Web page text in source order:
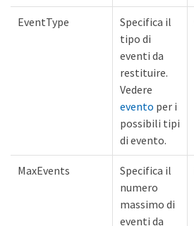
EventType
Specifica il
tipo di
eventi da
restituire.
Vedere
evento per i
possibili tipi
di evento.
MaxEvents
Specifica il
numero
massimo di
eventi da